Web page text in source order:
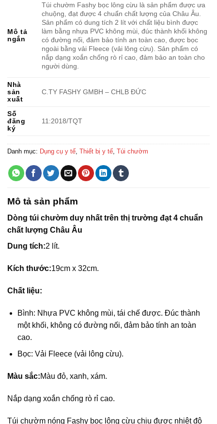
Mô tả
ngắn
Túi chườm Fashy bọc lông cừu là sản phẩm được ưa
chuộng, đạt được 4 chuẩn chất lượng của Châu Âu.
Sản phẩm có dung tích 2 lít với chất liệu bình được
làm bằng nhựa PVC không mùi, đúc thành khối không
có đường nối, đảm bảo tính an toàn cao, được bọc
ngoài bằng vải Fleece (vải lông cừu). Sản phẩm có
nắp dạng xoắn chống rò rỉ cao, đảm bảo an toàn cho
người dùng.
Nhà
sản
xuất
C.TY FASHY GMBH – CHLB ĐỨC
Số
đăng
ký
11:2018/TQT
Danh mục: Dụng cụ y tế Thiết bị y tế Túi chườm
Mô tả sản phẩm
Dòng túi chườm duy nhất trên thị trường đạt 4 chuẩn
chất lượng Châu Âu
Dung tích:2 lít.
Kích thước:19cm x 32cm.
Chất liệu:
Bình: Nhựa PVC không mùi, tái chế được. Đúc thành
một khối, không có đường nối, đảm bảo tính an toàn
cao.
Bọc: Vải Fleece (vải lông cừu).
Màu sắc:Màu đỏ, xanh, xám.
Nắp dạng xoắn chống rò rỉ cao.
Túi chườm nóng Fashy bọc lông cừu chịu được nhiệt độ